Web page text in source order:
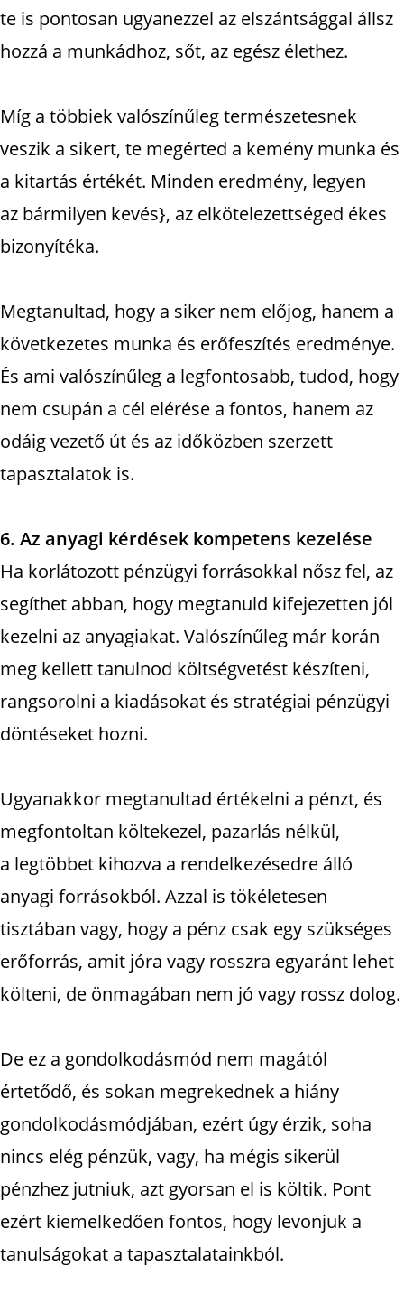
te is pontosan ugyanezzel az elszántsággal állsz
hozzá a munkádhoz, sőt, az egész élethez.
Míg a többiek valószínűleg természetesnek
veszik a sikert, te megérted a kemény munka és
a kitartás értékét. Minden eredmény, legyen
az bármilyen kevés}, az elkötelezettséged ékes
bizonyítéka.
Megtanultad, hogy a siker nem előjog, hanem a
következetes munka és erőfeszítés eredménye.
És ami valószínűleg a legfontosabb, tudod, hogy
nem csupán a cél elérése a fontos, hanem az
odáig vezető út és az időközben szerzett
tapasztalatok is.
6. Az anyagi kérdések kompetens kezelése
Ha korlátozott pénzügyi forrásokkal nősz fel, az
segíthet abban, hogy megtanuld kifejezetten jól
kezelni az anyagiakat. Valószínűleg már korán
meg kellett tanulnod költségvetést készíteni,
rangsorolni a kiadásokat és stratégiai pénzügyi
döntéseket hozni.
Ugyanakkor megtanultad értékelni a pénzt, és
megfontoltan költekezel, pazarlás nélkül,
a legtöbbet kihozva a rendelkezésedre álló
anyagi forrásokból. Azzal is tökéletesen
tisztában vagy, hogy a pénz csak egy szükséges
erőforrás, amit jóra vagy rosszra egyaránt lehet
költeni, de önmagában nem jó vagy rossz dolog.
De ez a gondolkodásmód nem magától
értetődő, és sokan megrekednek a hiány
gondolkodásmódjában, ezért úgy érzik, soha
nincs elég pénzük, vagy, ha mégis sikerül
pénzhez jutniuk, azt gyorsan el is költik. Pont
ezért kiemelkedően fontos, hogy levonjuk a
tanulságokat a tapasztalatainkból.